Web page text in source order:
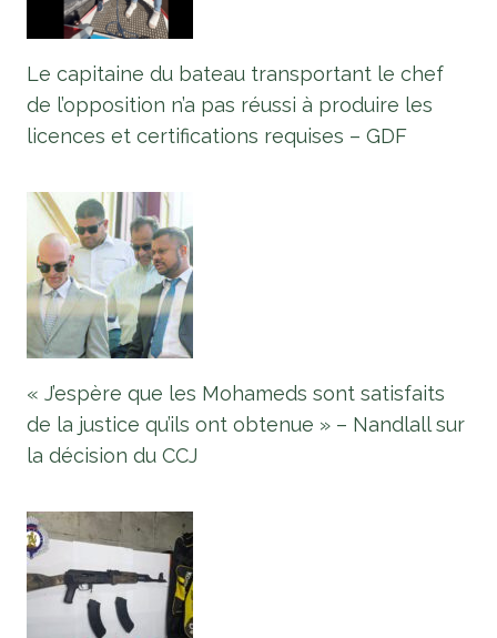
Le capitaine du bateau transportant le chef
de l’opposition n’a pas réussi à produire les
licences et certifications requises – GDF
« J’espère que les Mohameds sont satisfaits
de la justice qu’ils ont obtenue » – Nandlall sur
la décision du CCJ